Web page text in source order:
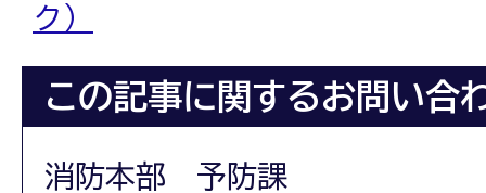
ク）
この記事に関するお問い合
消防本部 予防課